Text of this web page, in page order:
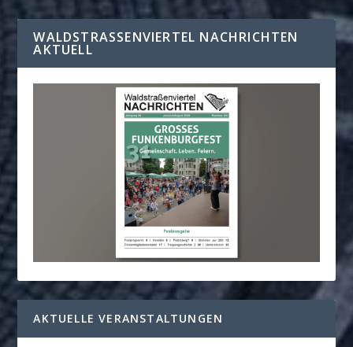
WALDSTRASSENVIERTEL NACHRICHTEN A
KTUELL
AKTUELLE VERANSTALTUNGEN